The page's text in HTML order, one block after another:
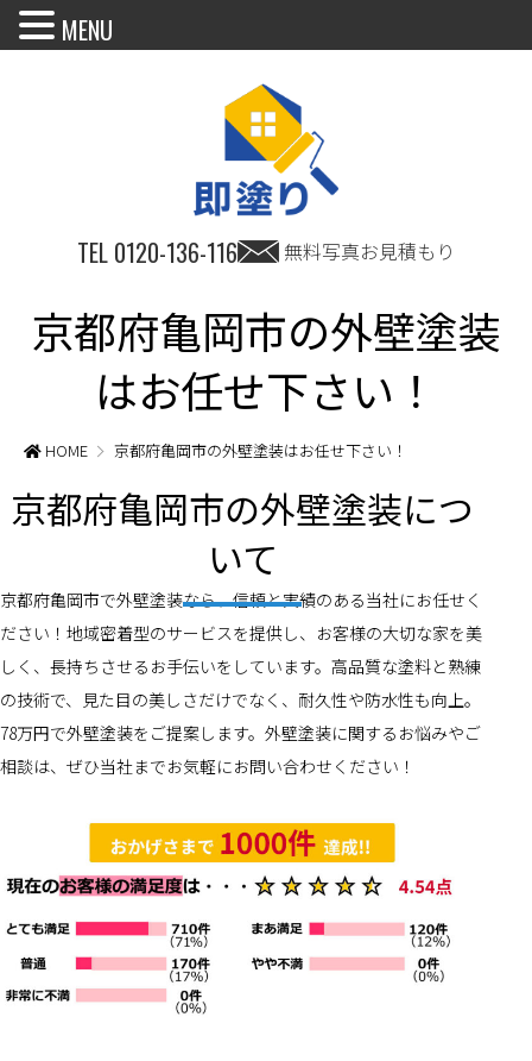
TEL 0120-136-116 無料写真お見積もり
京都府亀岡市の外壁塗装
はお任せ下さい！
HOME 京都府亀岡市の外壁塗装はお任せ下さい！
京都府亀岡市の外壁塗装につ
いて
京都府亀岡市で外壁塗装なら、信頼と実績のある当社にお任せく
ださい！地域密着型のサービスを提供し、お客様の大切な家を美
しく、長持ちさせるお手伝いをしています。高品質な塗料と熟練
の技術で、見た目の美しさだけでなく、耐久性や防水性も向上。
78万円で外壁塗装をご提案します。外壁塗装に関するお悩みやご
相談は、ぜひ当社までお気軽にお問い合わせください！
MENU